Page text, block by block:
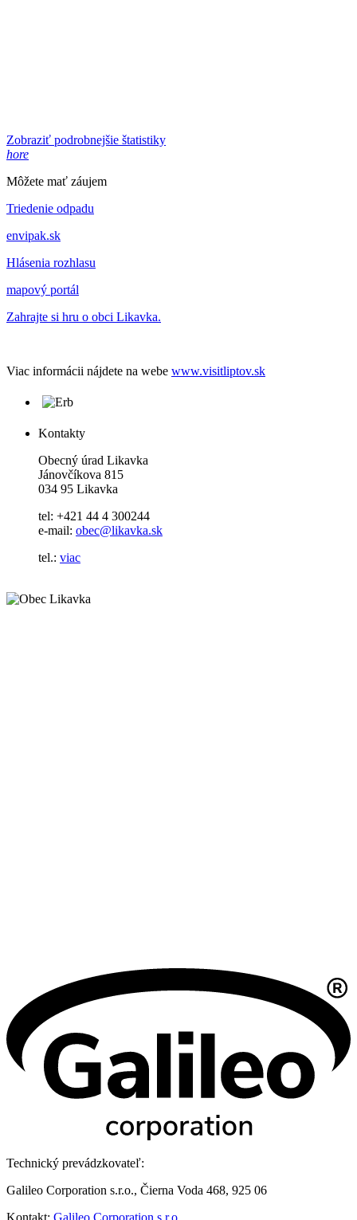
Zobraziť podrobnejšie štatistiky
hore
Môžete mať záujem
Triedenie odpadu
envipak.sk
Hlásenia rozhlasu
mapový portál
Zahrajte si hru o obci Likavka.
Viac informácii nájdete na webe www.visitliptov.sk
Kontakty
Obecný úrad Likavka
Jánovčíkova 815
034 95 Likavka
tel: +421 44 4 300244
e-mail: obec@likavka.sk
tel.: viac
Technický prevádzkovateľ:
Galileo Corporation s.r.o., Čierna Voda 468, 925 06